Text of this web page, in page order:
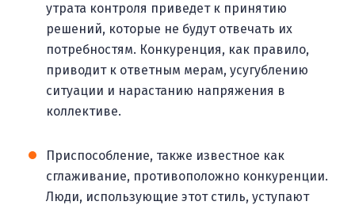
утрата контроля приведет к принятию
решений, которые не будут отвечать их
потребностям. Конкуренция, как правило,
приводит к ответным мерам, усугублению
ситуации и нарастанию напряжения в
коллективе.
Приспособление, также известное как
сглаживание, противоположно конкуренции.
Люди, использующие этот стиль, уступают